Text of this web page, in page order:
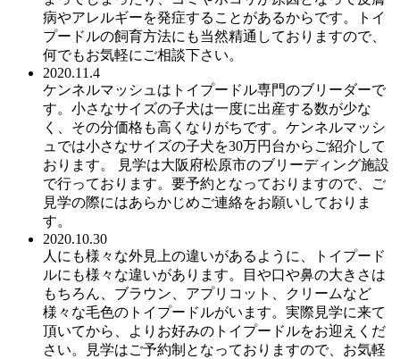
病やアレルギーを発症することがあるからです。トイ
プードルの飼育方法にも当然精通しておりますので、
何でもお気軽にご相談下さい。
2020.11.4
ケンネルマッシュはトイプードル専門のブリーダーで
す。小さなサイズの子犬は一度に出産する数が少な
く、その分価格も高くなりがちです。ケンネルマッシ
ュでは小さなサイズの子犬を30万円台からご紹介して
おります。 見学は大阪府松原市のブリーディング施設
で行っております。要予約となっておりますので、ご
見学の際にはあらかじめご連絡をお願いしておりま
す。
2020.10.30
人にも様々な外見上の違いがあるように、トイプード
ルにも様々な違いがあります。目や口や鼻の大きさは
もちろん、ブラウン、アプリコット、クリームなど
様々な毛色のトイプードルがいます。実際見学に来て
頂いてから、よりお好みのトイプードルをお迎えくだ
さい。見学はご予約制となっておりますので、お気軽